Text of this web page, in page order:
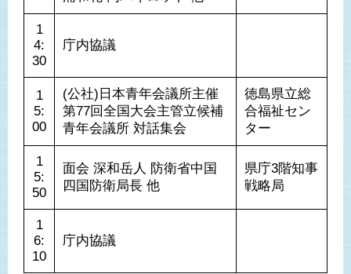
1
4:
30
庁内協議
1
5:
00
(公社)日本青年会議所主催
第77回全国大会主管立候補
青年会議所 対話集会
徳島県立総
合福祉セン
ター
1
5:
50
面会 深和岳人 防衛省中国
四国防衛局長 他
県庁3階知事
戦略局
1
6:
10
庁内協議